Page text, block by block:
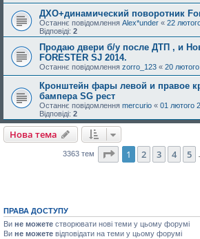
ДХО+динамический поворотник
Останнє повідомлення Alex*under « 22
Відповіді: 2
Продаю двери б/у после ДТП , и
FORESTER SJ 2014.
Останнє повідомлення zorro_123 « 20
Кронштейн фары левой и правое
бампера SG рест
Останнє повідомлення mercurio « 01 лютого
Відповіді: 2
Нова тема
3363 тем Сторінка1 135
1 2 3 4 5
ПРАВА ДОСТУПУ
Ви не можете створювати нові теми у цьому форумі
Ви не можете відповідати на теми у цьому форумі